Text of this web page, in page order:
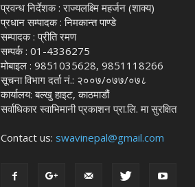
प्रवन्ध निर्देशक : राज्यलक्ष्मि महर्जन (शाक्य)
प्रधान सम्पादक : निमकान्त पाण्डे
सम्पादक : प्रीति रमण
सम्पर्क : 01-4336275
मोबाइल : 9851035628, 9851118266
सूचना विभाग दर्ता नं.: २००७/०७७/०७८
कार्यालय: बल्खु हाइट, काठमाडौं
सर्वाधिकार स्वाभिमानी प्रकाशन प्रा.लि. मा सुरक्षित
Contact us: swavinepal@gmail.com